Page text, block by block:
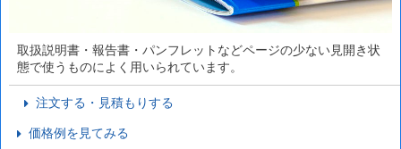
取扱説明書・報告書・パンフレットなどページの少ない見開き状
態で使うものによく用いられています。
注文する・見積もりする
価格例を見てみる